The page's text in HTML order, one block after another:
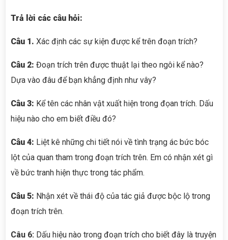
Trả lời các câu hỏi:
Câu 1. Xác định các sự kiện được kể trên đoạn trích?
Câu 2: Đoạn trích trên được thuật lại theo ngôi kể nào?
Dựa vào đâu để bạn khẳng định như vây?
Câu 3: Kể tên các nhân vật xuất hiện trong đọan trích. Dấu
hiệu nào cho em biết điều đó?
Câu 4: Liệt kê những chi tiết nói về tình trạng ác bức bóc
lột của quan tham trong đoạn trích trên. Em có nhận xét gì
về bức tranh hiện thực trong tác phẩm.
Câu 5: Nhận xét về thái độ của tác giả được bộc lộ trong
đoạn trích trên.
Câu 6: Dấu hiệu nào trong đoạn trích cho biết đây là truyện